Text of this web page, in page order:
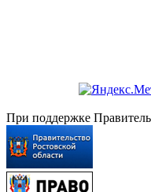
При поддержке